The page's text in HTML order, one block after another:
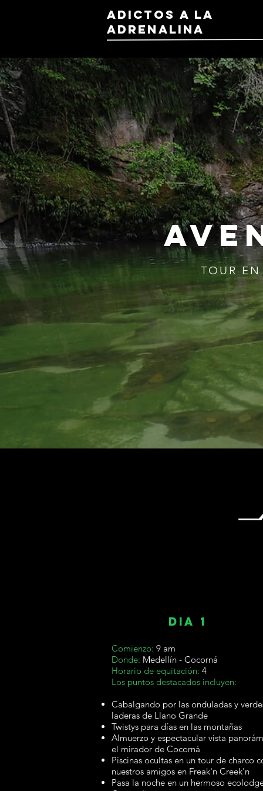
ADICTOS A LA
ADRENALINA
TOUR
DIA 1
Comienzo: 9 am
Donde: Medellín - Cocorná
Horario de equitación: 4
Los puntos destacados incluyen:
Cabalgando por las onduladas y
laderas de Llano Grande
Twistys para días en las montañas
Almuerzo y espectacular vista
el mirador de Cocorná
Piscinas ocultas en un tour de charco
nuestros amigos en Freak'n Creek'n
Pasa la noche en un hermoso